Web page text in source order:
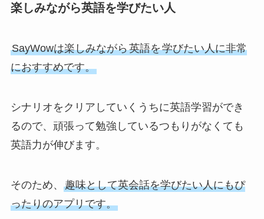
楽しみながら英語を学びたい人
SayWowは楽しみながら英語を学びたい人に非常
におすすめです。
シナリオをクリアしていくうちに英語学習ができ
るので、頑張って勉強しているつもりがなくても
英語力が伸びます。
そのため、 趣味として英会話を学びたい人にもぴ
ったりのアプリです。